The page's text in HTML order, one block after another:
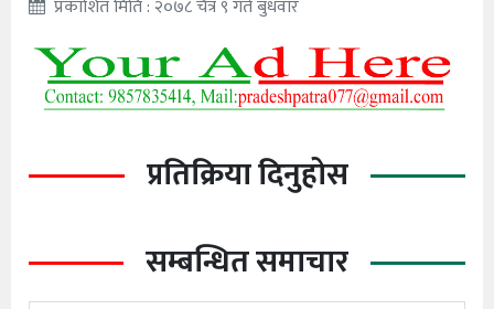
प्रकाशित मिति : २०७८ चैत्र ९ गते बुधवार
प्रतिक्रिया दिनुहोस
सम्बन्धित समाचार